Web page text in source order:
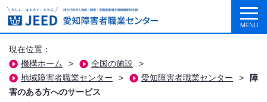
現在位置：
機構ホーム
> 全国の施設
>
地域障害者職業センター
> 愛知障害者職業センター >
障
害のある方へのサービス